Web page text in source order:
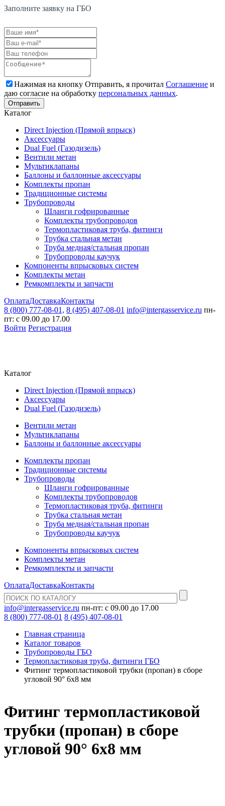
Заполните заявку на ГБО
Нажимая на кнопку Отправить, я прочитал Соглашение и
даю согласие на обработку персональных данных.
Каталог
Direct Injection (Прямой впрыск)
Аксессуары
Dual Fuel (Газодизель)
Вентили метан
Мультиклапаны
Баллоны и баллонные аксессуары
Комплекты пропан
Традиционные системы
Трубопроводы
Шланги гофрированные
Комплекты трубопроводов
Термопластиковая труба, фитинги
Трубка стальная метан
Труба медная/стальная пропан
Трубопроводы каучук
Компоненты впрысковых систем
Комплекты метан
Ремкомплекты и запчасти
ОплатаДоставкаКонтакты
8 (800) 777-08-01, 8 (495) 407-08-01 info@intergasservice.ru пн-
пт: с 09.00 до 17.00
Войти Регистрация
Каталог
Direct Injection (Прямой впрыск)
Аксессуары
Dual Fuel (Газодизель)
Вентили метан
Мультиклапаны
Баллоны и баллонные аксессуары
Комплекты пропан
Традиционные системы
Трубопроводы
Шланги гофрированные
Комплекты трубопроводов
Термопластиковая труба, фитинги
Трубка стальная метан
Труба медная/стальная пропан
Трубопроводы каучук
Компоненты впрысковых систем
Комплекты метан
Ремкомплекты и запчасти
ОплатаДоставкаКонтакты
info@intergasservice.ru пн-пт: с 09.00 до 17.00
8 (800) 777-08-01 8 (495) 407-08-01
Главная страница
Каталог товаров
Трубопроводы ГБО
Термопластиковая труба, фитинги ГБО
Фитинг термопластиковой трубки (пропан) в сборе
угловой 90° 6х8 мм
Фитинг термопластиковой
трубки (пропан) в сборе
угловой 90° 6х8 мм